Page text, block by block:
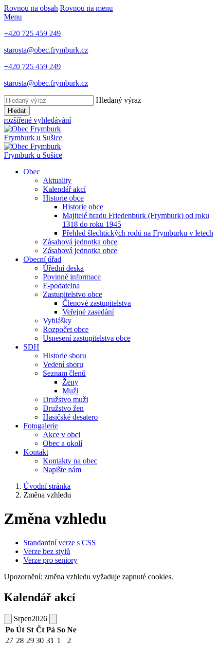
Rovnou na obsah Rovnou na menu
Menu
+420 725 459 249
starosta@obec.frymburk.cz
+420 725 459 249
starosta@obec.frymburk.cz
Hledaný výraz
Hledat
rozšířené vyhledávání
Frymburk u Sušice
Frymburk u Sušice
Obec
Aktuality
Kalendář akcí
Historie obce
Historie obce
Majitelé hradu Friedenburk (Frymburk) od roku
1318 do roku 1945
Přehled šlechtických rodů na Frymburku v letech
Zásahová jednotka obce
Zásahová jednotka obce
Obecní úřad
Úřední deska
Povinné informace
E-podatelna
Zastupitelstvo obce
Členové zastupitelstva
Veřejné zasedání
Vyhlášky
Rozpočet obce
Usnesení zastupitelstva obce
SDH
Historie sboru
Vedení sboru
Seznam členů
Ženy
Muži
Družstvo muži
Družstvo žen
Hasičské desatero
Fotogalerie
Akce v obci
Obec a okolí
Kontakt
Kontakty na obec
Napište nám
Úvodní stránka
Změna vzhledu
Změna vzhledu
Standardní verze s CSS
Verze bez stylů
Verze pro seniory
Upozornění: změna vzhledu vyžaduje zapnuté cookies.
Kalendář akcí
Srpen2026
Po Út St Čt Pá So Ne
27 28 29 30 31 1
2